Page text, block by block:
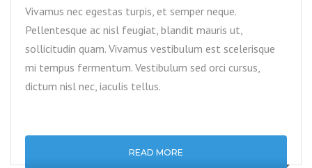
Vivamus nec egestas turpis, et semper neque.
Pellentesque ac nisl feugiat, blandit mauris ut,
sollicitudin quam. Vivamus vestibulum est scelerisque
mi tempus fermentum. Vestibulum sed orci cursus,
dictum nisl nec, iaculis tellus.
READ MORE